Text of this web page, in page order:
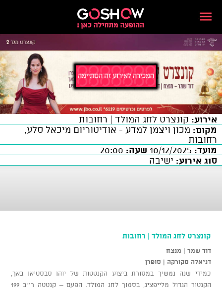
אירוע: קונצרט לחג המולד | רחובות
מקום: מכון ויצמן למדע - אודיטוריום מיכאל סלע,
רחובות
מועד:
שעה:
סוג אירוע: ישיבה
קונצרט לחג המולד | רחובות
דוד שמר | מנצח
דניאלה סקורקה | סופרן
כמידי שנה נמשיך במסורת ביצוע הקנטטות של יוהן סבסטיאן באך,
הקנטור הגדול מלייפציג, בסמוך לחג המולד. הפעם – קנטטה רי"ב 199